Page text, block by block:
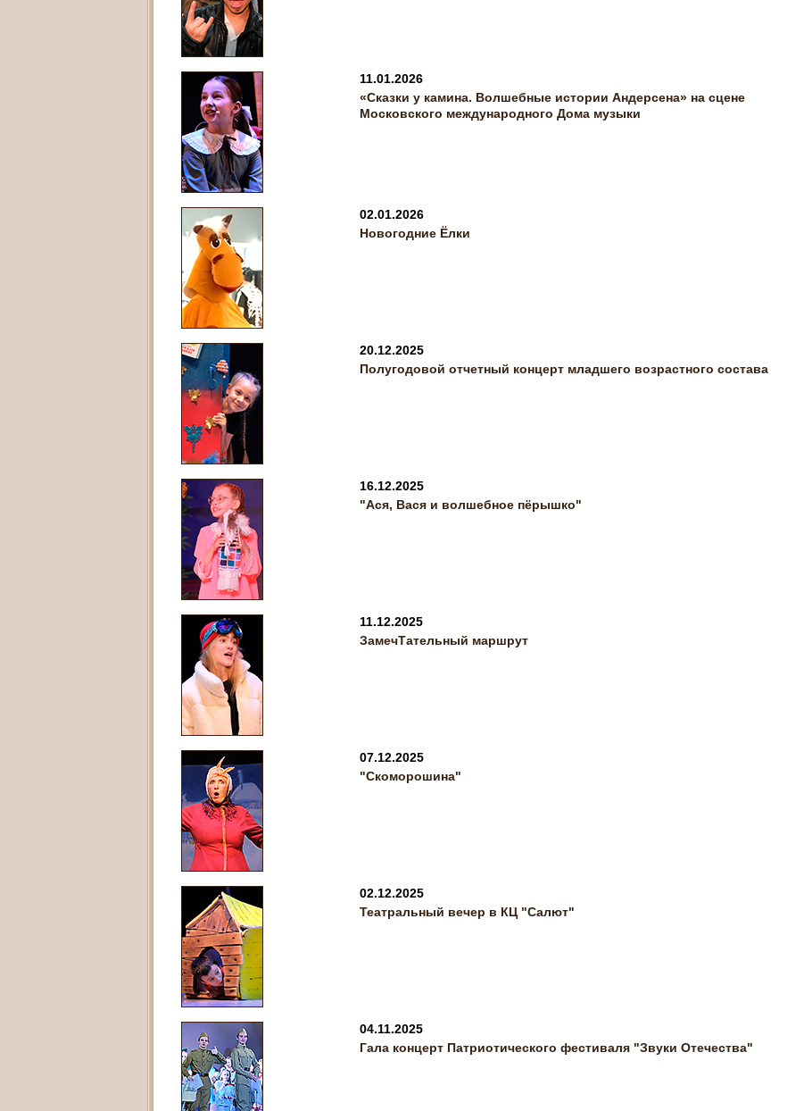
11.01.2026
«Сказки у камина. Волшебные истории Андерсена» на сцене
Московского международного Дома музыки
02.01.2026
Новогодние Ёлки
20.12.2025
Полугодовой отчетный концерт младшего возрастного состава
16.12.2025
"Ася, Вася и волшебное пёрышко"
11.12.2025
ЗамечТательный маршрут
07.12.2025
"Скоморошина"
02.12.2025
Театральный вечер в КЦ "Салют"
04.11.2025
Гала концерт Патриотического фестиваля "Звуки Отечества"